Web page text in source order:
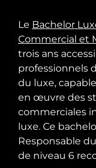
Le Bachelor
Commercial et
trois ans
professionnels
du luxe,
en œuvre des
commerciales
luxe. Ce
Responsable
de niveau 6